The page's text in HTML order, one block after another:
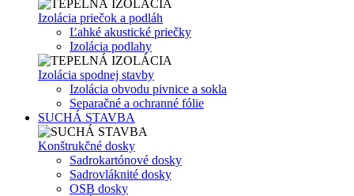
Izolácia priečok a podláh
Ľahké akustické priečky
Izolácia podlahy
Izolácia spodnej stavby
Izolácia obvodu pivnice a sokla
Separačné a ochranné fólie
SUCHÁ STAVBA
Konštrukčné dosky
Sadrokartónové dosky
Sadrovláknité dosky
OSB dosky